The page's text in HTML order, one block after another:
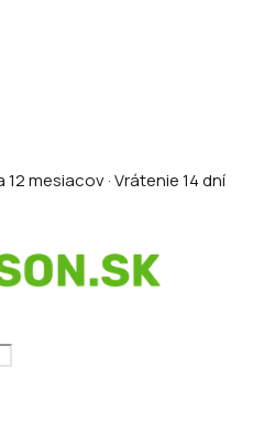
12 mesiacov · Vrátenie 14 dní